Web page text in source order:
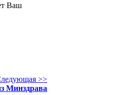
Ваш
>>
Минздрава